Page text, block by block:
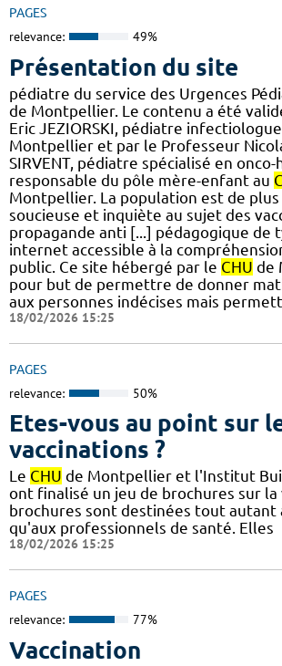
PAGES
relevance: 49%
Présentation du site
pédiatre du service des Urgences
de Montpellier. Le contenu a été
Eric JEZIORSKI, pédiatre
Montpellier et par le Professeur
SIRVENT, pédiatre spécialisé en
responsable du pôle mère-enfant au
Montpellier. La population est de plus
soucieuse et inquiète au sujet des
propagande anti [...] pédagogique de
internet accessible à la
public. Ce site hébergé par le CHU de
pour but de permettre de donner
aux personnes indécises mais
18/02/2026 15:25
PAGES
relevance: 50%
Etes-vous au point sur
vaccinations ?
Le CHU de Montpellier et l'Institut
ont finalisé un jeu de brochures sur la
brochures sont destinées tout autant
qu'aux professionnels de santé. Elles
18/02/2026 15:25
PAGES
relevance: 77%
Vaccination